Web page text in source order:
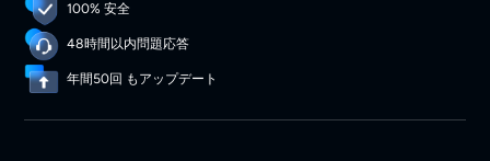
100% 安全
48時間以内問題応答
年間50回 もアップデート